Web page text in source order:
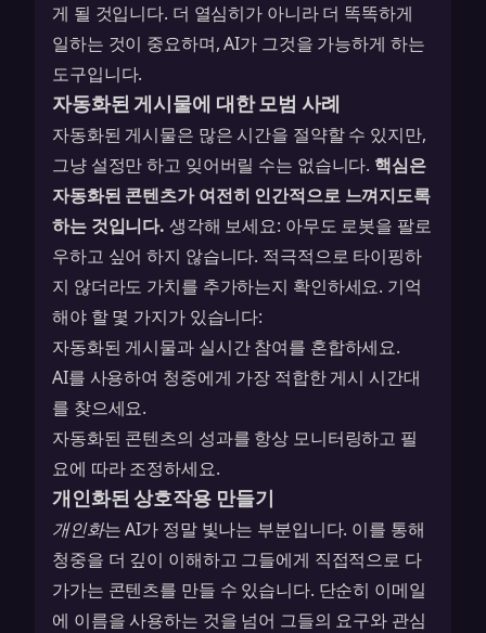
게 될 것입니다. 더 열심히가 아니라 더 똑똑하게
일하는 것이 중요하며, AI가 그것을 가능하게 하는
도구입니다.
자동화된 게시물에 대한 모범 사례
자동화된 게시물은 많은 시간을 절약할 수 있지만,
그냥 설정만 하고 잊어버릴 수는 없습니다. 핵심은
자동화된 콘텐츠가 여전히 인간적으로 느껴지도록
하는 것입니다. 생각해 보세요: 아무도 로봇을 팔로
우하고 싶어 하지 않습니다. 적극적으로 타이핑하
지 않더라도 가치를 추가하는지 확인하세요. 기억
해야 할 몇 가지가 있습니다:
자동화된 게시물과 실시간 참여를 혼합하세요.
AI를 사용하여 청중에게 가장 적합한 게시 시간대
를 찾으세요.
자동화된 콘텐츠의 성과를 항상 모니터링하고 필
요에 따라 조정하세요.
개인화된 상호작용 만들기
개인화는 AI가 정말 빛나는 부분입니다. 이를 통해
청중을 더 깊이 이해하고 그들에게 직접적으로 다
가가는 콘텐츠를 만들 수 있습니다. 단순히 이메일
에 이름을 사용하는 것을 넘어 그들의 요구와 관심